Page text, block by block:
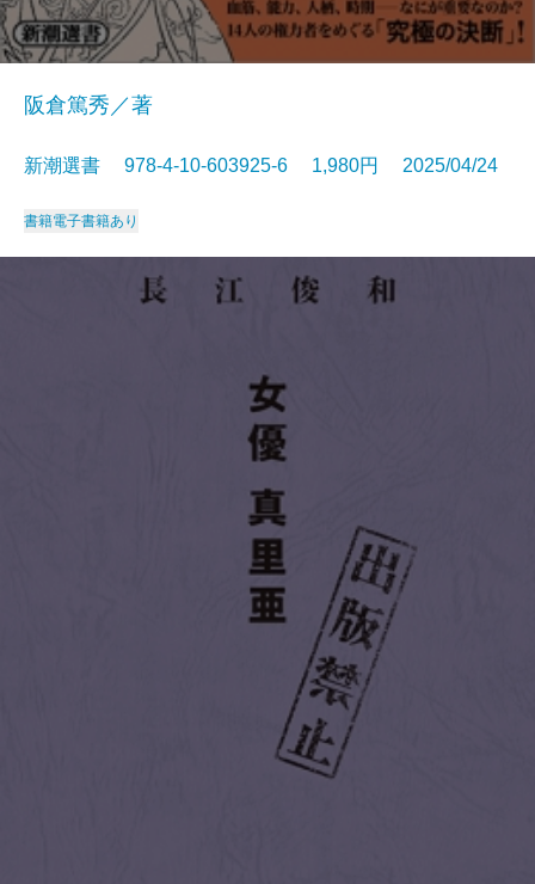
阪倉篤秀／著
新潮選書 978-4-10-603925-6 1,980円 2025/04/24
書籍電子書籍あり